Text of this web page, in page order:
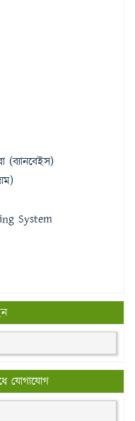
(ব্যানবেইস)
System
যোগাযোগ